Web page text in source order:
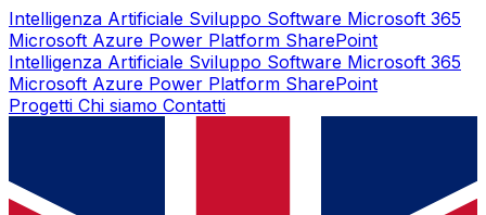
Intelligenza Artificiale Sviluppo Software Microsoft 365
Microsoft Azure Power Platform SharePoint
Intelligenza Artificiale Sviluppo Software Microsoft 365
Microsoft Azure Power Platform SharePoint
Progetti Chi siamo Contatti